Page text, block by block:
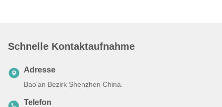
Schnelle Kontaktaufnahme
Adresse
Bao'an Bezirk Shenzhen China.
Telefon